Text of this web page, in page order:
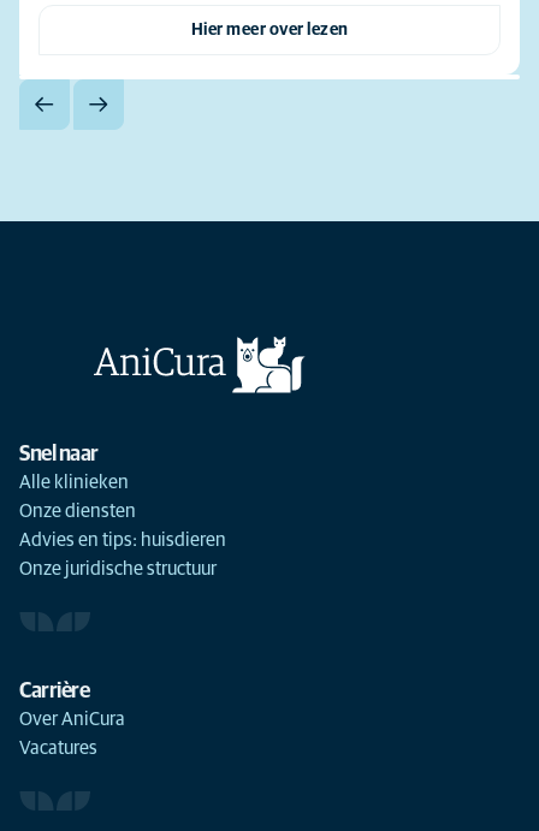
Hier meer over lezen
Snel naar
Alle klinieken
Onze diensten
Advies en tips: huisdieren
Onze juridische structuur
Carrière
Over AniCura
Vacatures